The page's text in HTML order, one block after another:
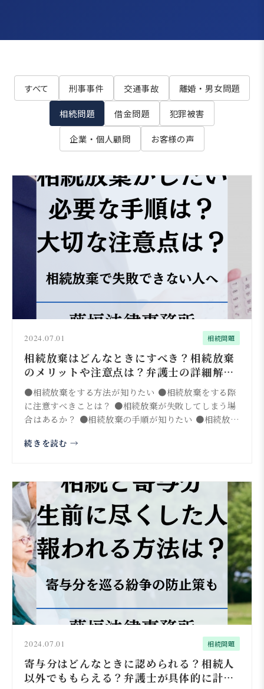
すべて 刑事事件 交通事故 離婚・男女問題
相続問題 借金問題 犯罪被害
企業・個人顧問 お客様の声
2024.07.01 相続問題
相続放棄はどんなときにすべき？相続放棄
のメリットや注意点は？弁護士の詳細解説
で相続放棄をマスター
●相続放棄をする方法が知りたい ●相続放棄をする際
に注意すべきことは？ ●相続放棄が失敗してしまう場
合はあるか？ ●相続放棄の手順が知りたい ●相続放棄
続きを読む →
2024.07.01 相続問題
寄与分はどんなときに認められる？相続人
以外でももらえる？弁護士が具体的に計算